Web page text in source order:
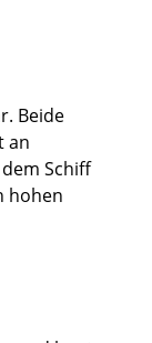
Beide
an
Schiff
hohen